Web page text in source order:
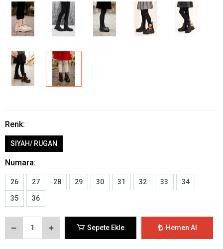
Renk:
SİYAH/ RUGAN
Numara:
26 27 28 29 30 31 32 33 34
35 36
Sepete Ekle Hemen Al